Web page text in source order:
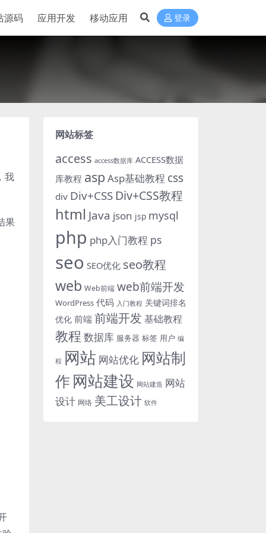
源码 应用开发 移动应用 登录
我
果
网站标签
access access数据库 ACCESS数据
库教程 asp Asp基础教程 css
div Div+CSS Div+CSS教程
html Java json jsp mysql
php php入门教程 ps
seo SEO优化 seo教程
web Web前端 web前端开发
WordPress 代码 入门教程 关键词排名
优化 前端 前端开发 基础教程
教程 数据库 服务器 标签 用户 编
程 网站 网站优化 网站制
作 网站建设 网站建造 网站
设计 网络 美工设计 软件